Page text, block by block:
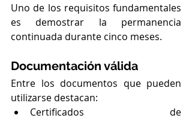
Uno de los requisitos fundamentales
es demostrar la permanencia
continuada durante cinco meses.
Documentación válida
Entre los documentos que pueden
utilizarse destacan:
Certificados de